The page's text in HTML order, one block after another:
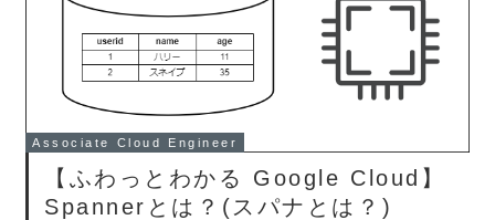
Associate Cloud Engineer
【ふわっとわかる Google Cloud】
Spannerとは？(スパナとは？)